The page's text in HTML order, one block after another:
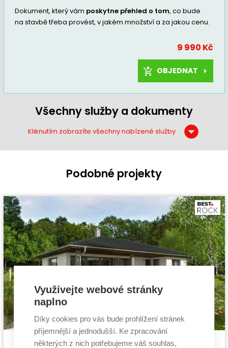
Dokument, který vám poskytne přehled o tom, co bude
na stavbě třeba provést, v jakém množství a za jakou cenu.
9 990 Kč
OBJEDNAT
Všechny služby a dokumenty
Kliknutím zobrazíte všechny nabízené služby
Podobné projekty
Cena stavby svépomocí: Mauna
Využívejte webové stránky
naplno
Díky cookies pro vás bude prohlížení stránek
příjemnější a jednodušší. Ke zpracování
některých z nich potřebujeme váš souhlas,